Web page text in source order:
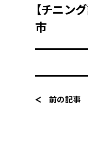
【チニン
市
前の記事